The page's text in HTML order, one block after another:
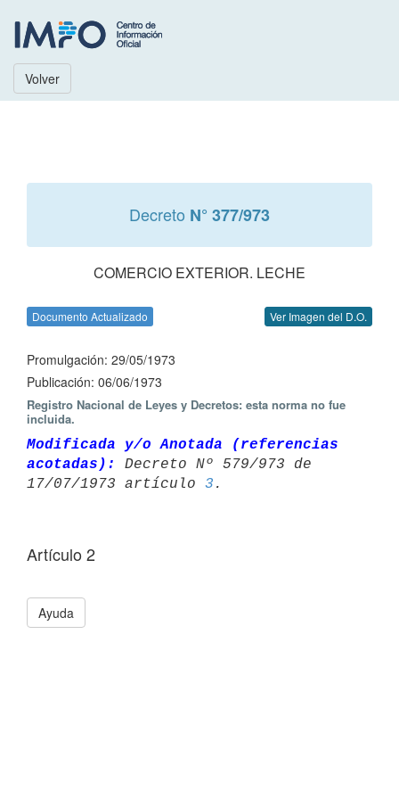
Volver
Decreto N° 377/973
COMERCIO EXTERIOR. LECHE
Documento Actualizado Ver Imagen del D.O.
Promulgación: 29/05/1973
Publicación: 06/06/1973
Registro Nacional de Leyes y Decretos: esta norma no fue
incluida.
Modificada y/o Anotada (referencias
acotadas):
Decreto Nº 579/973 de
17/07/1973 artículo 3
Artículo 2
Ayuda